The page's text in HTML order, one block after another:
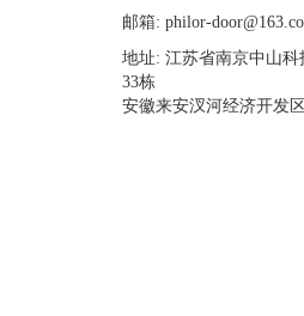
邮箱: philor-
地址: 江苏省南京中山科
33栋
安徽来安汊河经济开发